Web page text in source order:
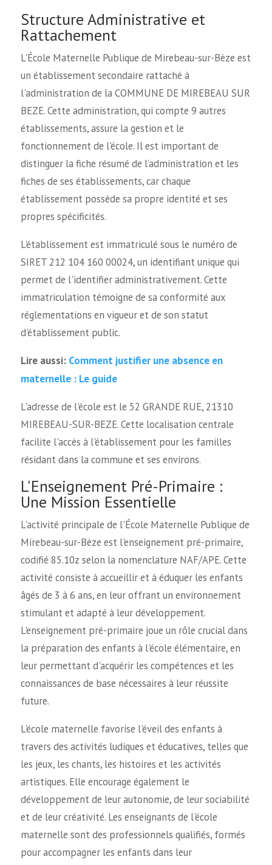
Structure Administrative et
Rattachement
L'École Maternelle Publique de Mirebeau-sur-Bèze est
un établissement secondaire rattaché à
l'administration de la COMMUNE DE MIREBEAU SUR
BEZE. Cette administration, qui compte 9 autres
établissements, assure la gestion et le
fonctionnement de l'école. Il est important de
distinguer la fiche résumé de l’administration et les
fiches de ses établissements, car chaque
établissement possède sa propre identité et ses
propres spécificités.
L'établissement est immatriculé sous le numéro de
SIRET 212 104 160 00024, un identifiant unique qui
permet de l'identifier administrativement. Cette
immatriculation témoigne de sa conformité aux
réglementations en vigueur et de son statut
d'établissement public.
Lire aussi: Comment justifier une absence en
maternelle : Le guide
L'adresse de l'école est le 52 GRANDE RUE, 21310
MIREBEAU-SUR-BEZE. Cette localisation centrale
facilite l'accès à l'établissement pour les familles
résidant dans la commune et ses environs.
L'Enseignement Pré-Primaire :
Une Mission Essentielle
L'activité principale de l'École Maternelle Publique de
Mirebeau-sur-Bèze est l'enseignement pré-primaire,
codifié 85.10z selon la nomenclature NAF/APE. Cette
activité consiste à accueillir et à éduquer les enfants
âgés de 3 à 6 ans, en leur offrant un environnement
stimulant et adapté à leur développement.
L'enseignement pré-primaire joue un rôle crucial dans
la préparation des enfants à l'école élémentaire, en
leur permettant d'acquérir les compétences et les
connaissances de base nécessaires à leur réussite
future.
L'école maternelle favorise l'éveil des enfants à
travers des activités ludiques et éducatives, telles que
les jeux, les chants, les histoires et les activités
artistiques. Elle encourage également le
développement de leur autonomie, de leur sociabilité
et de leur créativité. Les enseignants de l'école
maternelle sont des professionnels qualifiés, formés
pour accompagner les enfants dans leur